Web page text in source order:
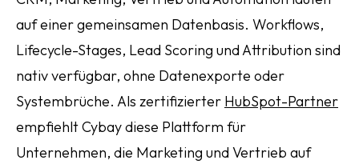
auf einer gemeinsamen Datenbasis. Workflows,
Lifecycle-Stages, Lead Scoring und Attribution sind
nativ verfügbar, ohne Datenexporte oder
Systembrüche. Als zertifizierter HubSpot-Partner
empfiehlt Cybay diese Plattform für
Unternehmen, die Marketing und Vertrieb auf